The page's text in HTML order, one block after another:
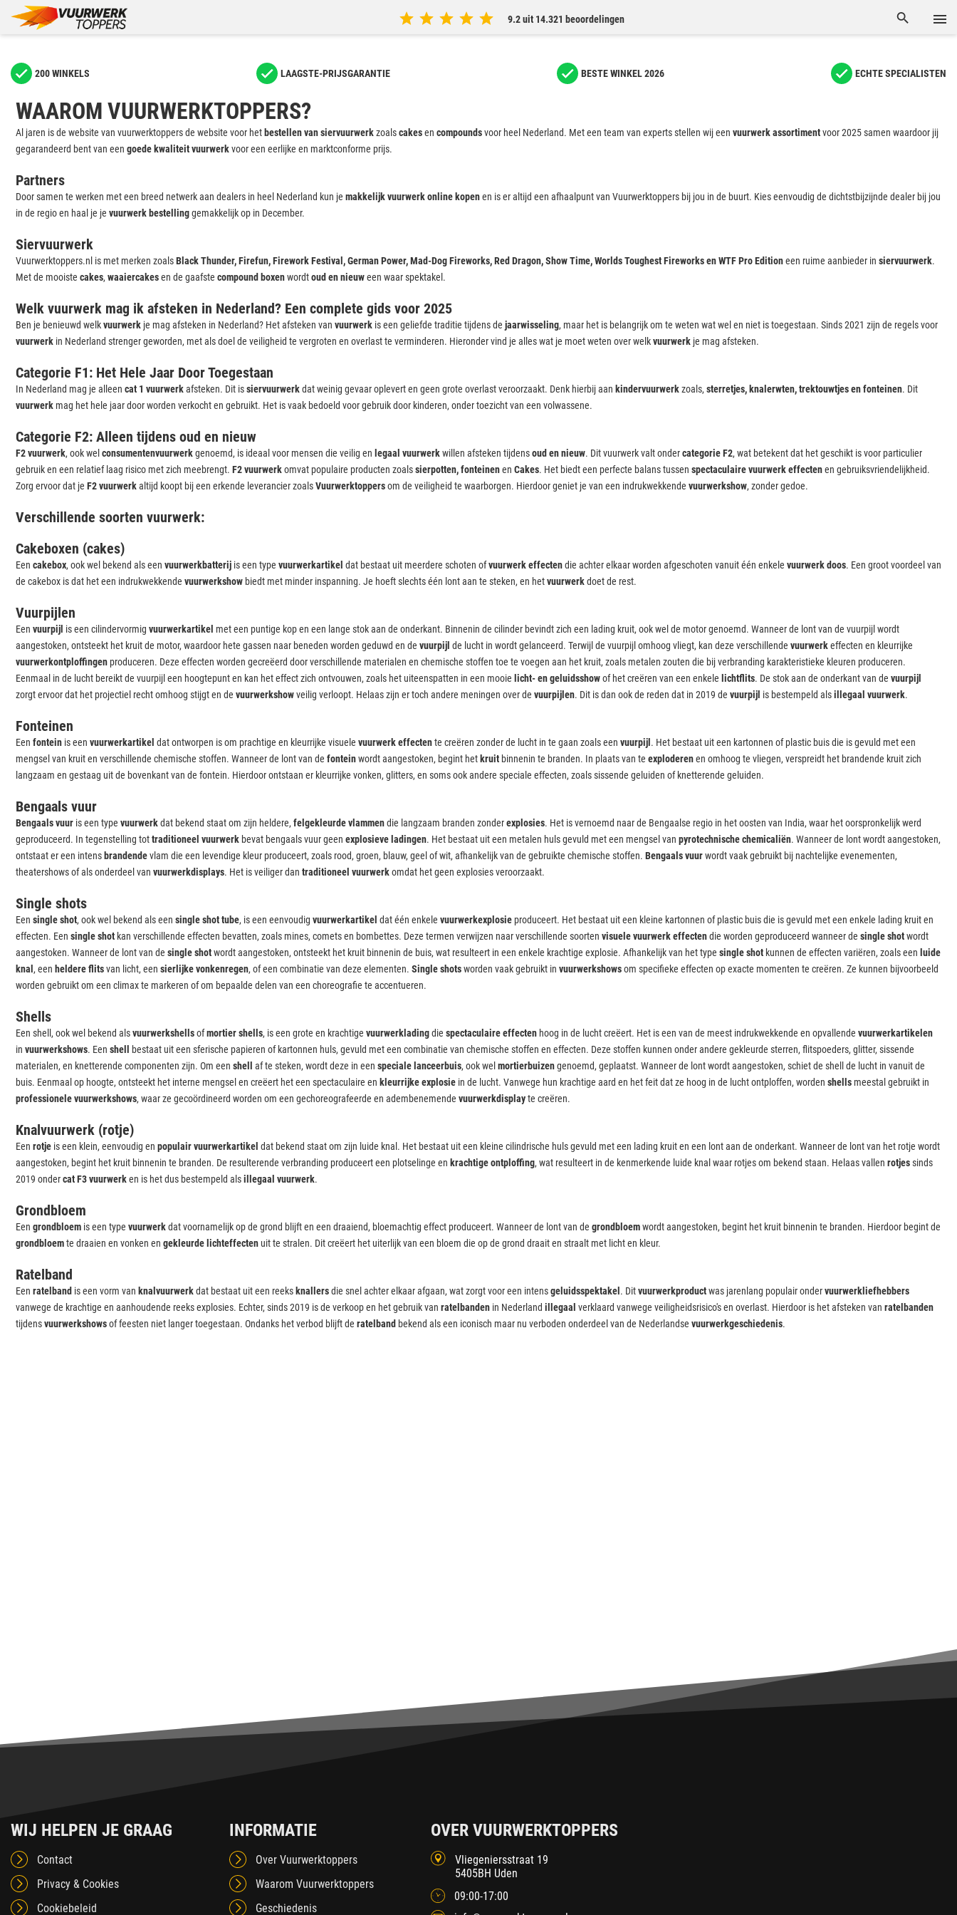
9.2 uit 14.321 beoordelingen
200 WINKELS LAAGSTE-PRIJSGARANTIE BESTE WINKEL 2026 ECHTE SPECIALISTEN
WAAROM VUURWERKTOPPERS?
Al jaren is de website van vuurwerktoppers de website voor het bestellen van siervuurwerkzoalscakesen compoundsvoor heel Nederland. Met een team van experts stellen wij een vuurwerk assortimentvoor 2025 samen waardoor jij
gegarandeerd bent van een goede kwaliteit vuurwerkvoor een eerlijke en marktconforme prijs.
Partners
Door samen te werken met een breed netwerk aan dealers in heel Nederland kun je makkelijk vuurwerk online kopenen is er altijd een afhaalpunt van Vuurwerktoppers bij jou in de buurt. Kies eenvoudig de dichtstbijzijnde dealer bij jou
in de regio en haal je je vuurwerk bestellinggemakkelijk op in December.
Siervuurwerk
Vuurwerktoppers.nl is met merken zoalsBlack Thunder, Firefun, Firework Festival, German Power, Mad-Dog Fireworks, Red Dragon, Show Time, Worlds Toughest Fireworks en WTF Pro Editioneen ruime aanbieder in siervuurwerk.
Met de mooiste cakes, waaiercakesen de gaafste compound boxenwordtoud en nieuween waar spektakel.
Welk vuurwerk mag ik afsteken in Nederland? Een complete gids voor 2025
Ben je benieuwd welkvuurwerk je mag afsteken in Nederland? Het afsteken van vuurwerk is een geliefde traditie tijdens de jaarwisseling, maar het is belangrijk om te weten wat wel en niet is toegestaan. Sinds 2021 zijn de regels voor
vuurwerk in Nederland strenger geworden, met als doel de veiligheid te vergroten en overlast te verminderen. Hieronder vind je alles wat je moet weten over welkvuurwerk je mag afsteken.
Categorie F1: Het Hele Jaar Door Toegestaan
In Nederland mag je alleen cat 1 vuurwerkafsteken. Dit issiervuurwerkdat weinig gevaar oplevert en geen grote overlast veroorzaakt. Denk hierbij aan kindervuurwerkzoals, sterretjes, knalerwten, trektouwtjes en fonteinen. Dit
vuurwerk mag het hele jaar door worden verkocht en gebruikt. Het is vaak bedoeld voor gebruik door kinderen, onder toezicht van een volwassene.
Categorie F2: Alleen tijdens oud en nieuw
F2 vuurwerk, ook wel consumentenvuurwerkgenoemd, is ideaal voor mensen die veilig en legaal vuurwerkwillen afsteken tijdensoud en nieuw. Dit vuurwerk valt ondercategorie F2, wat betekent dat het geschikt is voor particulier
gebruik en een relatief laag risico met zich meebrengt. F2 vuurwerkomvat populaire producten zoalssierpotten, fonteinenen Cakes. Het biedt een perfecte balans tussen spectaculaire vuurwerk effectenen gebruiksvriendelijkheid.
Zorg ervoor dat je F2 vuurwerkaltijd koopt bij een erkende leverancier zoalsVuurwerktoppersom de veiligheid te waarborgen. Hierdoor geniet je van een indrukwekkende vuurwerkshow, zonder gedoe.
Verschillende soorten vuurwerk:
Cakeboxen (cakes)
Een cakebox, ook wel bekend als een vuurwerkbatterij is een type vuurwerkartikel dat bestaat uit meerdere schoten ofvuurwerk effectendie achter elkaar worden afgeschoten vanuit één enkele vuurwerk doos. Een groot voordeel van
de cakebox is dat het een indrukwekkende vuurwerkshow biedt met minder inspanning. Je hoeft slechts één lont aan te steken, en hetvuurwerkdoet de rest.
Vuurpijlen
Een vuurpijl is een cilindervormig vuurwerkartikel met een puntige kop en een lange stok aan de onderkant. Binnenin de cilinder bevindt zich een lading kruit, ook wel de motor genoemd. Wanneer de lont van de vuurpijl wordt
aangestoken, ontsteekt het kruit de motor, waardoor hete gassen naar beneden worden geduwd en de vuurpijl de lucht in wordt gelanceerd. Terwijl de vuurpijl omhoog vliegt, kan deze verschillende vuurwerkeffecten en kleurrijke
vuurwerkontploffingen produceren. Deze effecten worden gecreëerd door verschillende materialen en chemische stoffen toe te voegen aan het kruit, zoals metalen zouten die bij verbranding karakteristieke kleuren produceren.
Eenmaal in de lucht bereikt de vuurpijl een hoogtepunt en kan het effect zich ontvouwen, zoals het uiteenspatten in een mooie licht- en geluidsshowof het creëren van een enkele lichtflits. De stok aan de onderkant van de vuurpijl
zorgt ervoor dat het projectiel recht omhoog stijgt en de vuurwerkshowveilig verloopt. Helaas zijn er toch andere meningen over de vuurpijlen. Dit is dan ook de reden dat in 2019 de vuurpijl is bestempeld alsillegaal vuurwerk.
Fonteinen
Een fontein is een vuurwerkartikel dat ontworpen is om prachtige en kleurrijke visuele vuurwerk effectente creëren zonder de lucht in te gaan zoals een vuurpijl . Het bestaat uit een kartonnen of plastic buis die is gevuld met een
mengsel van kruit en verschillende chemische stoffen. Wanneer de lont van de fonteinwordt aangestoken, begint het kruit binnenin te branden. In plaats van te exploderenen omhoog te vliegen, verspreidt het brandende kruit zich
langzaam en gestaag uit de bovenkant van de fontein. Hierdoor ontstaan er kleurrijke vonken, glitters, en soms ook andere speciale effecten, zoals sissende geluiden of knetterende geluiden.
Bengaals vuur
Bengaals vuur is een type vuurwerkdat bekend staat om zijn heldere, felgekleurde vlammendie langzaam branden zonderexplosies. Het is vernoemd naar de Bengaalse regio in het oosten van India, waar het oorspronkelijk werd
geproduceerd. In tegenstelling tottraditioneel vuurwerk bevat bengaals vuur geen explosieve ladingen. Het bestaat uit een metalen huls gevuld met een mengsel van pyrotechnische chemicaliën. Wanneer de lont wordt aangestoken,
ontstaat er een intens brandendevlam die een levendige kleur produceert, zoals rood, groen, blauw, geel of wit, afhankelijk van de gebruikte chemische stoffen. Bengaals vuurwordt vaak gebruikt bij nachtelijke evenementen,
theatershows of als onderdeel van vuurwerkdisplays. Het is veiliger dan traditioneel vuurwerkomdat het geen explosies veroorzaakt.
Single shots
Een single shot, ook wel bekend als een single shot tube, is een eenvoudig vuurwerkartikel dat één enkele vuurwerkexplosie produceert. Het bestaat uit een kleine kartonnen of plastic buis die is gevuld met een enkele lading kruit en
effecten. Een single shot kan verschillende effecten bevatten, zoals mines, comets en bombettes. Deze termen verwijzen naar verschillende soorten visuele vuurwerk effectendie worden geproduceerd wanneer de single shotwordt
aangestoken. Wanneer de lont van de single shotwordt aangestoken, ontsteekt het kruit binnenin de buis, wat resulteert in een enkele krachtige explosie. Afhankelijk van het type single shot kunnen de effecten variëren, zoals een luide
knal , een heldere flitsvan licht, een sierlijke vonkenregen, of een combinatie van deze elementen. Single shotsworden vaak gebruikt in vuurwerkshowsom specifieke effecten op exacte momenten te creëren. Ze kunnen bijvoorbeeld
worden gebruikt om een climax te markeren of om bepaalde delen van een choreografie te accentueren.
Shells
Een shell, ook wel bekend alsvuurwerkshellsofmortier shells, is een grote en krachtige vuurwerkladingdie spectaculaire effecten hoog in de lucht creëert. Het is een van de meest indrukwekkende en opvallende vuurwerkartikelen
in vuurwerkshows. Een shell
bestaat uit een sferische papieren of kartonnen huls, gevuld met een combinatie van chemische stoffen en effecten. Deze stoffen kunnen onder andere gekleurde sterren, flitspoeders, glitter, sissende
materialen, en knetterende componenten zijn. Om een shell af te steken, wordt deze in een speciale lanceerbuis, ook wel mortierbuizengenoemd, geplaatst. Wanneer de lont wordt aangestoken, schiet de shell de lucht in vanuit de
buis. Eenmaal op hoogte, ontsteekt het interne mengsel en creëert het een spectaculaire en kleurrijke explosie in de lucht. Vanwege hun krachtige aard en het feit dat ze hoog in de lucht ontploffen, worden shells meestal gebruikt in
professionele vuurwerkshows, waar ze gecoördineerd worden om een gechoreografeerde en adembenemende vuurwerkdisplayte creëren.
Knalvuurwerk (rotje)
Een rotje is een klein, eenvoudig en populair vuurwerkartikel dat bekend staat om zijn luide knal. Het bestaat uit een kleine cilindrische huls gevuld met een lading kruit en een lont aan de onderkant. Wanneer de lont van het rotje wordt
aangestoken, begint het kruit binnenin te branden. De resulterende verbranding produceert een plotselinge en krachtige ontploffing, wat resulteert in de kenmerkende luide knal waar rotjes om bekend staan. Helaas vallen rotjessinds
2019 ondercat F3 vuurwerken is het dus bestempeld alsillegaal vuurwerk.
Grondbloem
Een grondbloem is een type vuurwerkdat voornamelijk op de grond blijft en een draaiend, bloemachtig effect produceert. Wanneer de lont van de grondbloemwordt aangestoken, begint het kruit binnenin te branden. Hierdoor begint de
grondbloemte draaien en vonken en gekleurde lichteffectenuit te stralen. Dit creëert het uiterlijk van een bloem die op de grond draait en straalt met licht en kleur.
Ratelband
Een ratelband is een vorm van knalvuurwerkdat bestaat uit een reeks knallersdie snel achter elkaar afgaan, wat zorgt voor een intensgeluidsspektakel . Ditvuurwerkproductwas jarenlang populair ondervuurwerkliefhebbers
vanwege de krachtige en aanhoudende reeks explosies. Echter, sinds 2019 is de verkoop en het gebruik van ratelbanden in Nederland illegaal verklaard vanwege veiligheidsrisico's en overlast. Hierdoor is het afsteken van ratelbanden
tijdensvuurwerkshowsof feesten niet langer toegestaan. Ondanks het verbod blijft de ratelband bekend als een iconisch maar nu verboden onderdeel van de Nederlandse vuurwerkgeschiedenis.
WIJ HELPEN JE GRAAG
Contact
Privacy & Cookies
Cookiebeleid
INFORMATIE
Over Vuurwerktoppers
Waarom Vuurwerktoppers
Geschiedenis
OVER VUURWERKTOPPERS
Vliegeniersstraat 19
5405BH Uden
09:00-17:00